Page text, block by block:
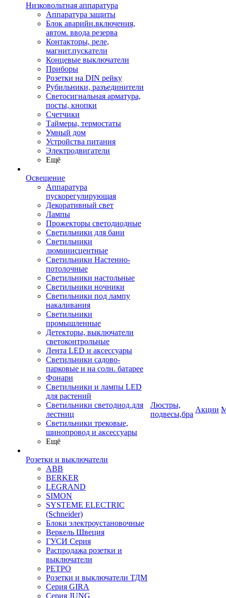
Низковольтная аппаратура
Аппаратура защиты
Блок аварийн.включения,
автом. ввода резерва
Контакторы, реле,
магнит.пускатели
Концевые выключатели
Приборы
Розетки на DIN рейку
Рубильники, разъединители
Светосигнальная арматура,
посты, кнопки
Счетчики
Таймеры, термостаты
Умный дом
Устройства питания
Электродвигатели
Ещё
Освещение
Аппаратура
пускорегулирующая
Декоративный свет
Лампы
Прожекторы светодиодные
Светильники для бани
Светильники
люминисцентные
Светильники Настенно-
потолочные
Светильники настольные
Светильники ночники
Светильники под лампу
накаливания
Светильники
промышленные
Детекторы, выключатели
светоконтрольные
Лента LED и аксессуары
Светильники садово-
парковые и на солн. батарее
Фонари
Светильники и лампы LED
для растений
Светильники светодиод.для
лестниц
Светильники трековые,
шинопровод и аксессуары
Ещё
Розетки и выключатели
ABB
BERKER
LEGRAND
SIMON
SYSTEME ELECTRIC
(Schneider)
Блоки электроустановочные
Веркель Швеция
ГУСИ Серия
Распродажа розетки и
выключатели
РЕТРО
Розетки и выключатели ТДМ
Серия GIRA
Серия JUNG
Люстры,
подвесы,бра
Акции